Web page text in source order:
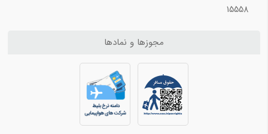
15558
مجوزها و نمادها